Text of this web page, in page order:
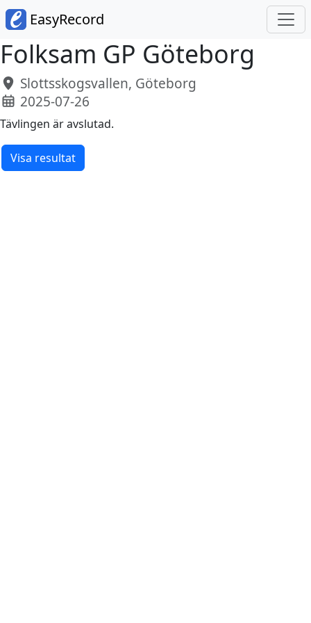
EasyRecord
Folksam GP Göteborg
Slottsskogsvallen, Göteborg
2025-07-26
Tävlingen är avslutad.
Visa resultat